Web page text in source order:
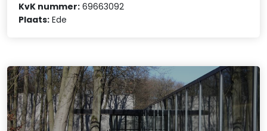
KvK nummer: 69663092
Plaats: Ede